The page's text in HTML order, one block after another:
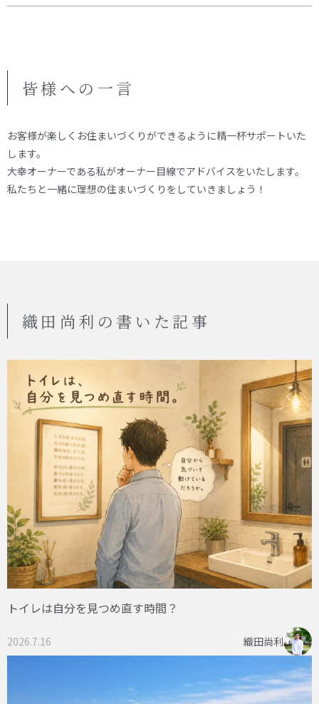
皆様への一言
お客様が楽しくお住まいづくりができるように精一杯サポートいた
します。
大幸オーナーである私がオーナー目線でアドバイスをいたします。
私たちと一緒に理想の住まいづくりをしていきましょう！
織田尚利の書いた記事
トイレは自分を見つめ直す時間？
2026.7.16 織田尚利